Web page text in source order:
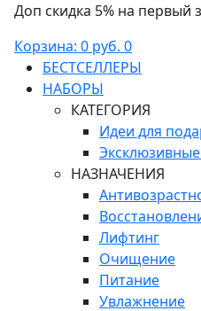
Доп скидка 5% на первый
Корзина: 0 руб. 0
БЕСТСЕЛЛЕРЫ
НАБОРЫ
КАТЕГОРИЯ
Идеи для
НАЗНАЧЕНИЯ
Лифтинг
Очищение
Питание
Увлажнение